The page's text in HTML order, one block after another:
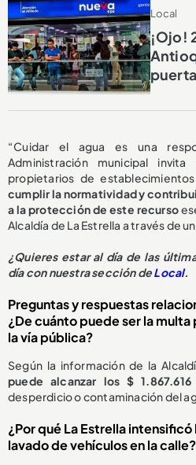
Local
¡Ojo!
“Cuidar el agua es una
Administración municipal
propietarios de
cumplir la normatividad y
a la protección de este recurso
Alcaldía de La Estrella a través de
¿Quieres estar al día de las
día con nuestra sección deLocal.
Preguntas y respuestas
¿De cuánto puede ser la multa
la vía pública?
Según la información de la
puede alcanzar los $ 1.867.616
desperdicio o contaminación del
¿Por qué La Estrella
lavado de vehículos en la calle?